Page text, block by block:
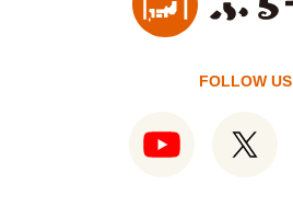
FOLLOW US